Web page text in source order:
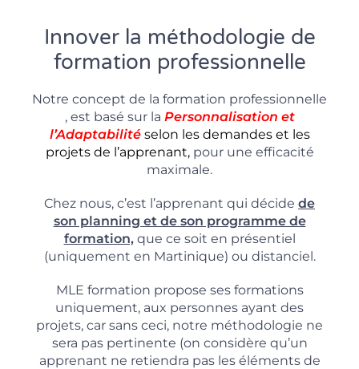
Innover la méthodologie de
formation professionnelle
Notre concept de la formation professionnelle
, est basé sur la Personnalisation et
l’Adaptabilité selon les demandes et les
projets de l’apprenant,pour une efficacité
maximale.
Chez nous, c’est l’apprenant qui décide de
son planning et de son programme de
formation,que ce soit en présentiel
(uniquement en Martinique) ou distanciel.
MLE formation propose ses formations
uniquement, aux personnes ayant des
projets, car sans ceci, notre méthodologie ne
sera pas pertinente (on considère qu’un
apprenant ne retiendra pas les éléments de